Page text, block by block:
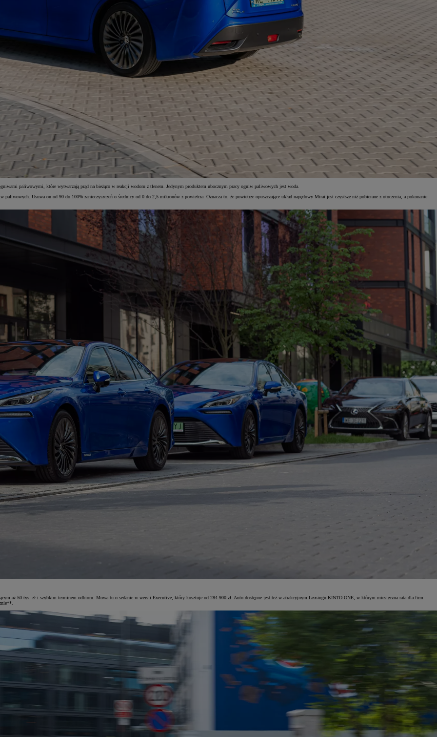
paliwowymi, które wytwarzają prąd na bieżąco w reakcji wodoru z tlenem. Jedynym produktem ubocznym pracy ogniw paliwowych jest woda.
Usuwa on od 90 do 100% zanieczyszczeń o średnicy od 0 do 2,5 mikronów z powietrza. Oznacza to, że powietrze opuszczające układ napędowy Mirai jest czystsze niż pobierane z otoczenia, a pokonanie
aż 50 tys. zł i szybkim terminem odbioru. Mowa tu o sedanie w wersji Executive, który kosztuje od 284 900 zł. Auto dostępne jest też w atrakcyjnym Leasingu KINTO ONE, w którym miesięczna rata dla firm